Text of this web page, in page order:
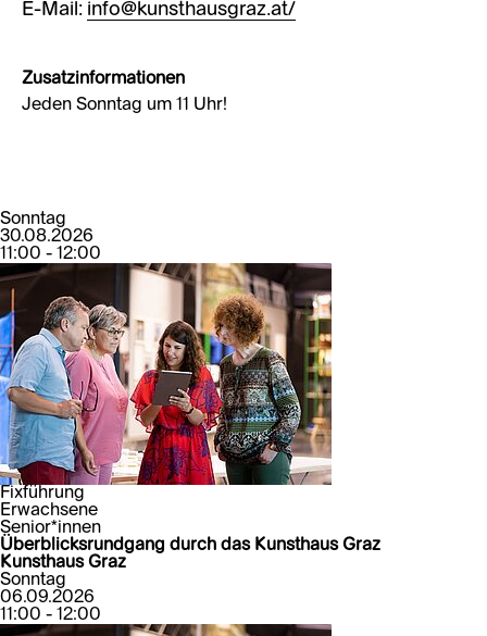
E-Mail: info@kunsthausgraz.at/
Zusatzinformationen
Jeden Sonntag um 11 Uhr!
Sonntag
30.08.2026
11:00 - 12:00
Fixführung
Erwachsene
Senior*innen
Überblicksrundgang durch das Kunsthaus Graz
Kunsthaus Graz
Sonntag
06.09.2026
11:00 - 12:00